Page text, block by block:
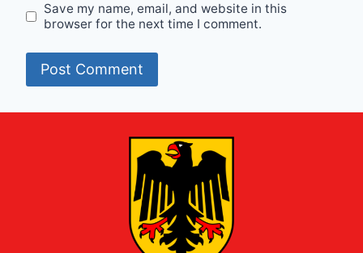
Save my name, email, and website in this
browser for the next time I comment.